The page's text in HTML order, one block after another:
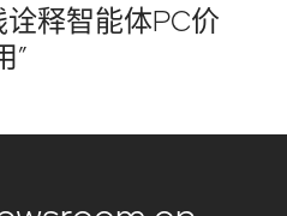
释智能体PC价
”